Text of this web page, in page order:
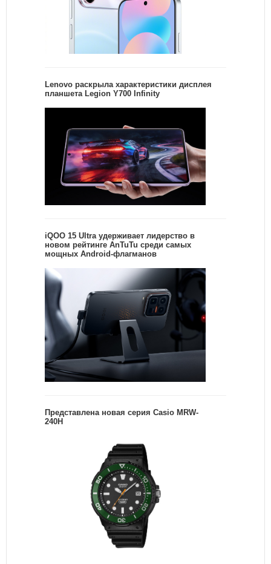
Lenovo раскрыла характеристики дисплея
планшета Legion Y700 Infinity
iQOO 15 Ultra удерживает лидерство в
новом рейтинге AnTuTu среди самых
мощных Android-флагманов
Представлена новая серия Casio MRW-
240H